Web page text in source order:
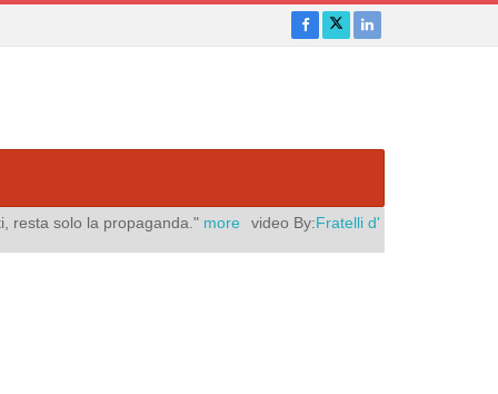
more video By:Fratelli d'Italia Pubblicato il:agosto 06, 2026